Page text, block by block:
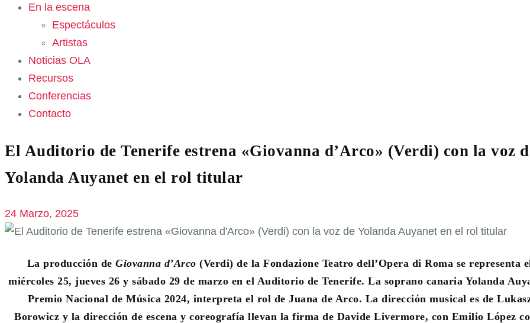
En la escena
Espectáculos
Artistas
Noticias OLA
Recursos
Conferencias
Contacto
El Auditorio de Tenerife estrena «Giovanna d’Arco» (Verdi) con la voz
Yolanda Auyanet en el rol titular
24 Marzo, 2025
La producción deGiovanna d’Arco(Verdi) de la Fondazione Teatro dell’Opera di Roma se representa
miércoles 25, jueves 26 y sábado 29 de marzo en el Auditorio de Tenerife. La soprano canaria Yolanda
Premio Nacional de Música 2024, interpreta el rol de Juana de Arco. La dirección musical es de
Borowicz y la dirección de escena y coreografía llevan la firma de Davide Livermore, con Emilio López